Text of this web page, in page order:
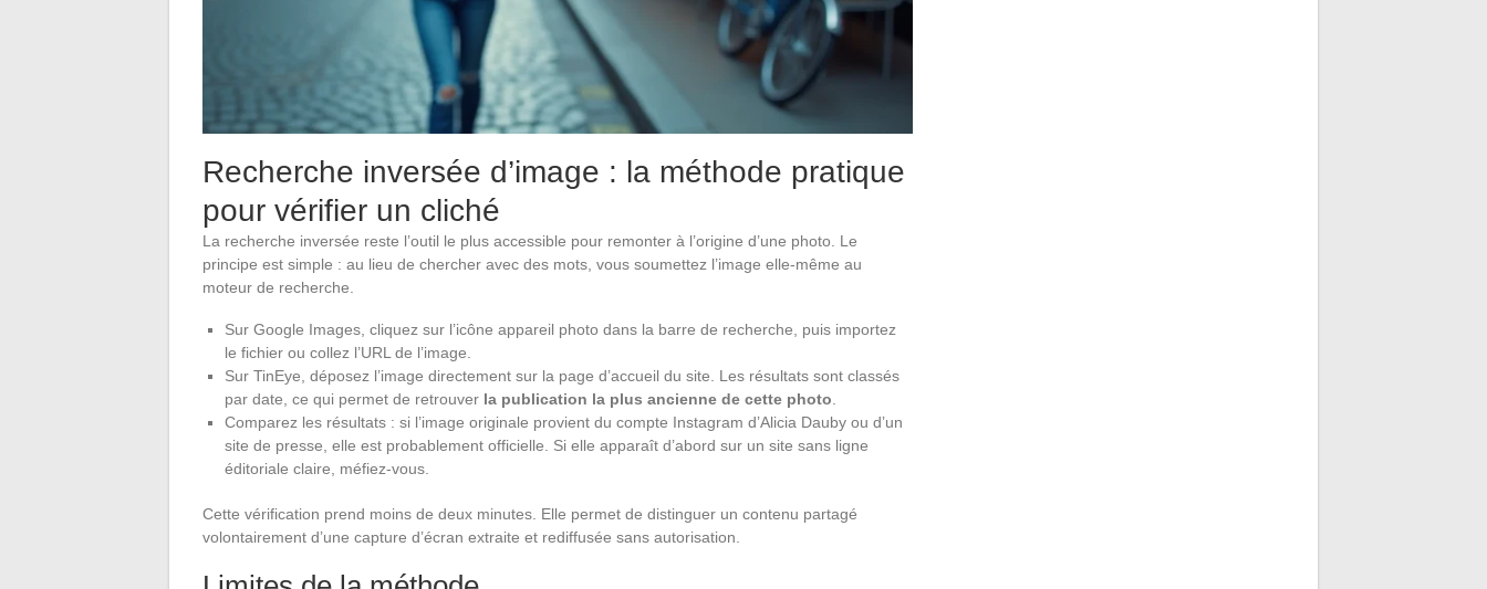
Recherche inversée d’image : la méthode pratique
pour vérifier un cliché
La recherche inversée reste l’outil le plus accessible pour remonter à l’origine d’une photo. Le
principe est simple : au lieu de chercher avec des mots, vous soumettez l’image elle-même au
moteur de recherche.
Sur Google Images, cliquez sur l’icône appareil photo dans la barre de recherche, puis importez
le fichier ou collez l’URL de l’image.
Sur TinEye, déposez l’image directement sur la page d’accueil du site. Les résultats sont classés
par date, ce qui permet de retrouver la publication la plus ancienne de cette photo
Comparez les résultats : si l’image originale provient du compte Instagram d’Alicia Dauby ou d’un
site de presse, elle est probablement officielle. Si elle apparaît d’abord sur un site sans ligne
éditoriale claire, méfiez-vous.
Cette vérification prend moins de deux minutes. Elle permet de distinguer un contenu partagé
volontairement d’une capture d’écran extraite et rediffusée sans autorisation.